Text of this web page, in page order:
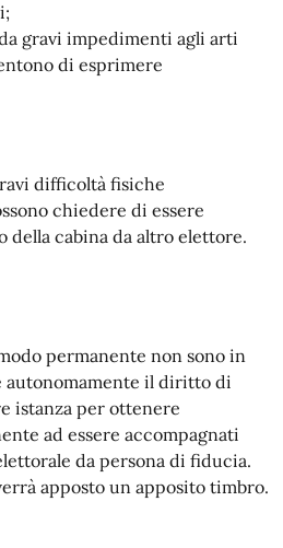
gravi impedimenti agli arti
di esprimere
difficoltà fisiche
chiedere di essere
della cabina da altro elettore.
permanente non sono in
il diritto di
istanza per ottenere
ad essere accompagnati
da persona di fiducia.
apposto un apposito timbro.